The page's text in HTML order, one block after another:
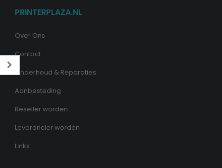
PRINTERPLAZA.NL
Over Ons
Contact
Onderhoud & Reparaties
Aanbesteding
Reseller worden
Leverancier worden
Links